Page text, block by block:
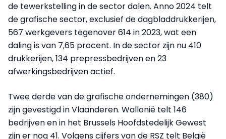
de tewerkstelling in de sector dalen. Anno 2024 telt
de grafische sector, exclusief de dagbladdrukkerijen,
567 werkgevers tegenover 614 in 2023, wat een
daling is van 7,65 procent. In de sector zijn nu 410
drukkerijen, 134 prepressbedrijven en 23
afwerkingsbedrijven actief.
Twee derde van de grafische ondernemingen (380)
zijn gevestigd in Vlaanderen. Wallonië telt 146
bedrijven en in het Brussels Hoofdstedelijk Gewest
zijn er nog 41. Volgens cijfers van de RSZ telt België